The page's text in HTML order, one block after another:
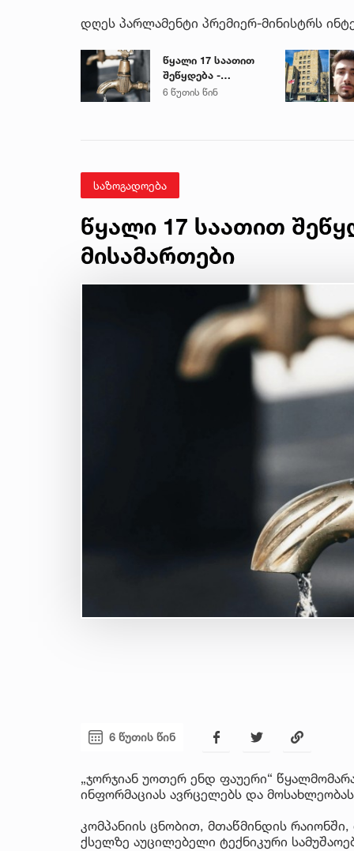
დღეს პარლამენტი პრემიერ-მინისტრს
წყალი 17 საათით
შეწყდება -
გადაამოწმეთ
6 წუთის წინ
საზოგადოება
წყალი 17 საათით
მისამართები
6 წუთის წინ
„ჯორჯიან უოთერ ენდ ფაუერი“
ინფორმაციას ავრცელებს და
კომპანიის ცნობით, მთაწმინდის რაიონში,
ქსელზე აუცილებელი ტექნიკური